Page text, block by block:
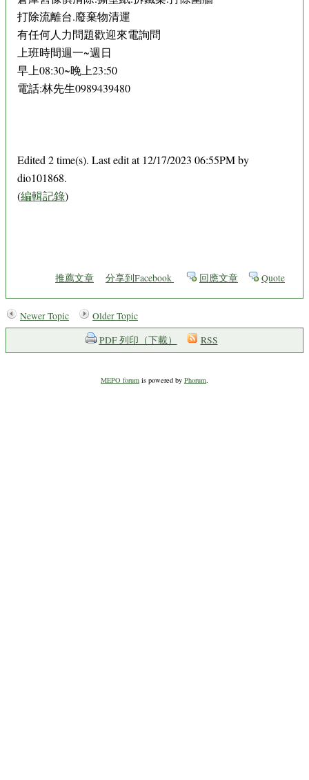
打除流離台.廢棄物清運
有任何人力問題歡迎來電詢問
上班時間週一~週日
早上08:30~晚上23:50
電話:林先生0989439480
Edited 2 time(s). Last edit at 12/17/2023 06:55PM by
dio101868.
(編輯記錄)
推薦文章 分享到Facebook 回應文章 Quote
Newer Topic
Older Topic
PDF 列印（下載）
RSS
MEPO forum is powered by Phorum.